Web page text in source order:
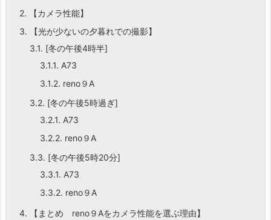
2. 【カメラ性能】
3. 【光が少ないの夕暮れでの撮影】
3.1. [冬の午後4時半]
3.1.1. A73
3.1.2. reno９A
3.2. [冬の午後5時過ぎ]
3.2.1. A73
3.2.2. reno９A
3.3. [冬の午後5時20分]
3.3.1. A73
3.3.2. reno９A
4. 【まとめ reno９Aをカメラ性能を選ぶ理由】